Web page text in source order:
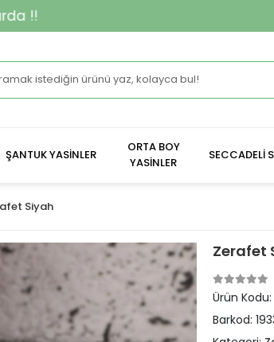
ŞANTUK YASİNLER
ORTA BOY
YASİNLER
SECCADELİ
Siyah
Zerafet
Ürün Kodu:
Barkod: